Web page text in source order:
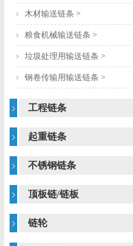
木材输送链条 >
粮食机械输送链条 >
垃圾处理用输送链条 >
钢卷传输用输送链条 >
工程链条
起重链条
不锈钢链条
顶板链/链板
链轮